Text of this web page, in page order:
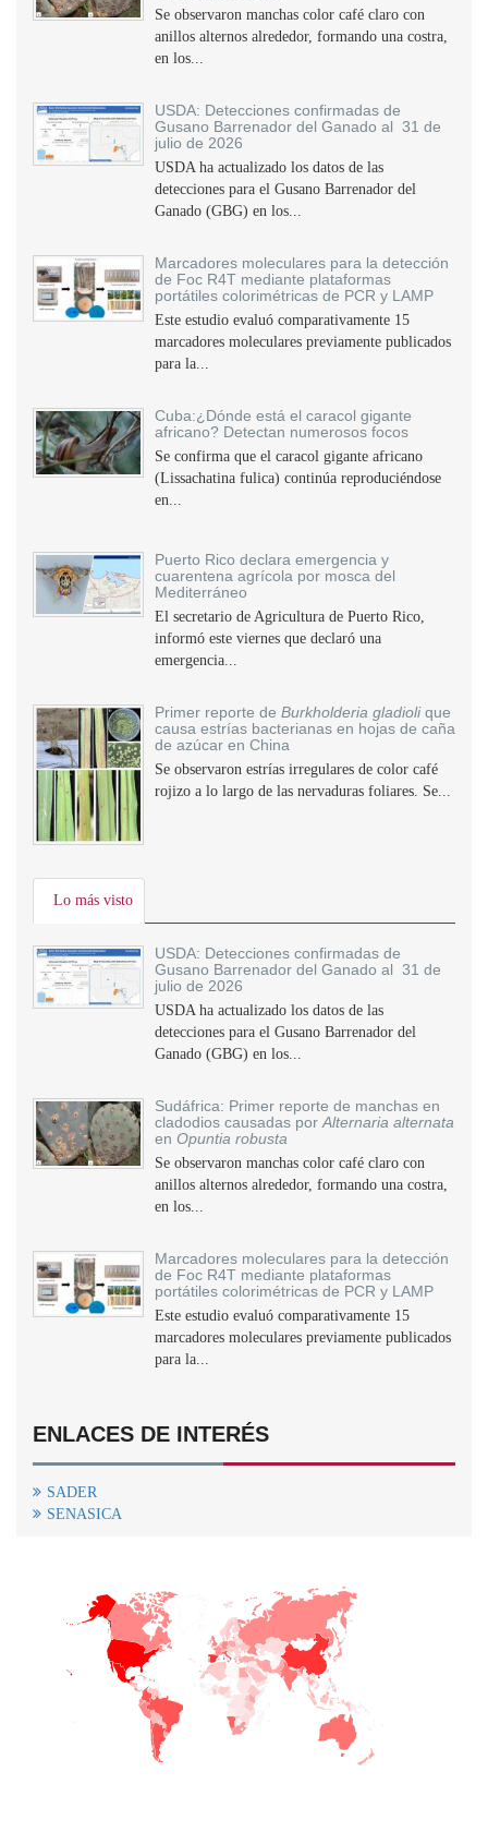
Se observaron manchas color café claro con
anillos alternos alrededor, formando una costra,
en los...
USDA: Detecciones confirmadas de
Gusano Barrenador del Ganado al 31 de
julio de 2026
USDA ha actualizado los datos de las
detecciones para el Gusano Barrenador del
Ganado (GBG) en los...
Marcadores moleculares para la detección
de Foc R4T mediante plataformas
portátiles colorimétricas de PCR y LAMP
Este estudio evaluó comparativamente 15
marcadores moleculares previamente publicados
para la...
Cuba:¿Dónde está el caracol gigante
africano? Detectan numerosos focos
Se confirma que el caracol gigante africano
(Lissachatina fulica) continúa reproduciéndose
en...
Puerto Rico declara emergencia y
cuarentena agrícola por mosca del
Mediterráneo
El secretario de Agricultura de Puerto Rico,
informó este viernes que declaró una
emergencia...
Primer reporte de Burkholderia gladiolique
causa estrías bacterianas en hojas de caña
de azúcar en China
Se observaron estrías irregulares de color café
rojizo a lo largo de las nervaduras foliares. Se...
Lo más visto
USDA: Detecciones confirmadas de
Gusano Barrenador del Ganado al 31 de
julio de 2026
USDA ha actualizado los datos de las
detecciones para el Gusano Barrenador del
Ganado (GBG) en los...
Sudáfrica: Primer reporte de manchas en
cladodios causadas por Alternaria alternata
en Opuntia robusta
Se observaron manchas color café claro con
anillos alternos alrededor, formando una costra,
en los...
Marcadores moleculares para la detección
de Foc R4T mediante plataformas
portátiles colorimétricas de PCR y LAMP
Este estudio evaluó comparativamente 15
marcadores moleculares previamente publicados
para la...
ENLACES DE INTERÉS
SADER
SENASICA